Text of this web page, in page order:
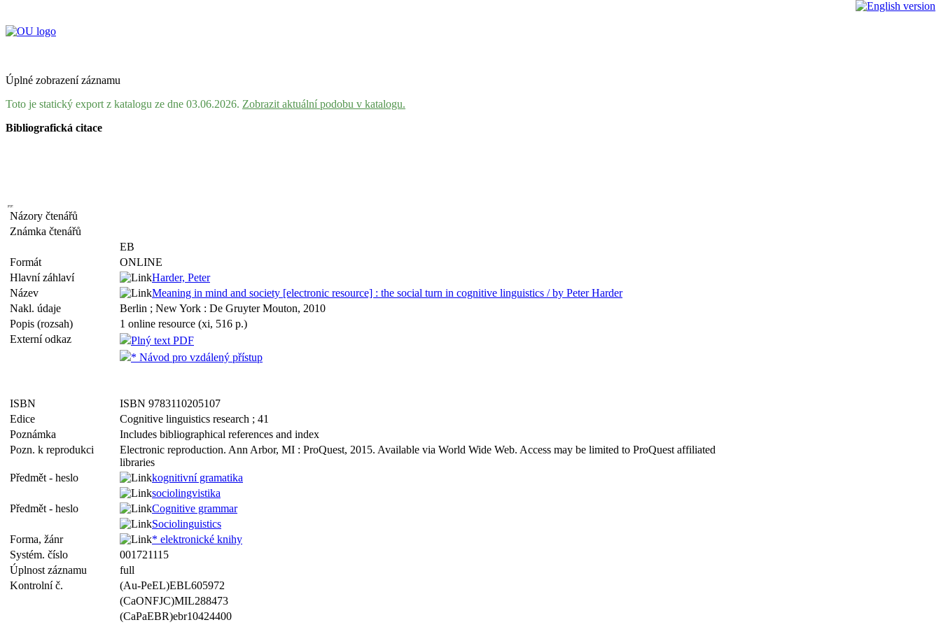
Úplné zobrazení záznamu
Toto je statický export z katalogu ze dne 03.06.2026. Zobrazit aktuální podobu v katalogu.
Bibliografická citace
Názory čtenářů
Známka čtenářů
EB
Formát
ONLINE
Hlavní záhlaví
Harder, Peter
Název
Meaning in mind and society [electronic resource] : the social turn in cognitive linguistics / by Peter Harder
Nakl. údaje
Berlin ; New York : De Gruyter Mouton, 2010
Popis (rozsah)
1 online resource (xi, 516 p.)
Externí odkaz
Plný text PDF
* Návod pro vzdálený přístup
ISBN
ISBN 9783110205107
Edice
Cognitive linguistics research ; 41
Poznámka
Includes bibliographical references and index
Pozn. k reprodukci
Electronic reproduction. Ann Arbor, MI : ProQuest, 2015. Available via World Wide Web. Access may be limited to ProQuest affiliated
libraries
Předmět - heslo
kognitivní gramatika
sociolingvistika
Předmět - heslo
Cognitive grammar
Sociolinguistics
Forma, žánr
* elektronické knihy
Systém. číslo
001721115
Úplnost záznamu
full
Kontrolní č.
(Au-PeEL)EBL605972
(CaONFJC)MIL288473
(CaPaEBR)ebr10424400